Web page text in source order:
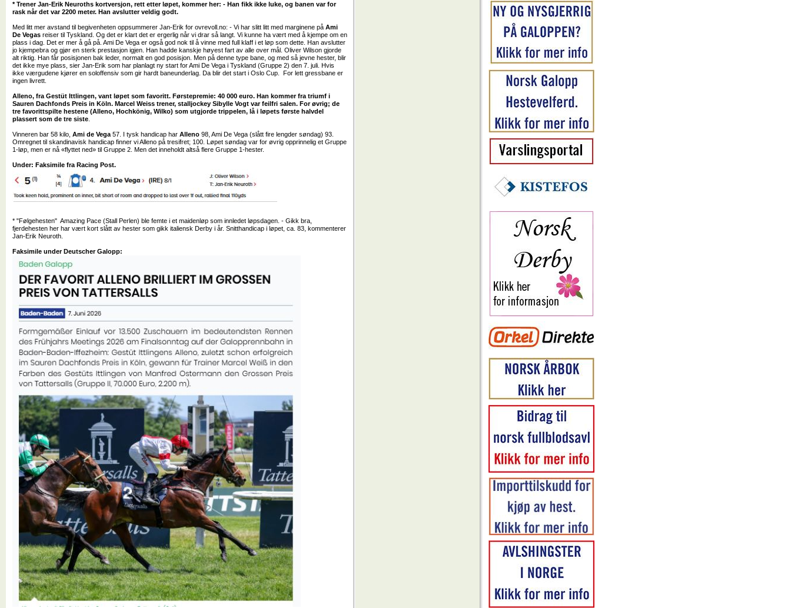
* Trener Jan-Erik Neuroths kortversjon, rett etter løpet, kommer her: - Han fikk ikke luke, og banen var for
rask når det var 2200 meter. Han avslutter veldig godt.
Med litt mer avstand til begivenheten oppsummerer Jan-Erik for ovrevoll.no: - Vi har slitt litt med marginene påAmi
De Vegas reiser til Tyskland. Og det er klart det er ergerlig når vi drar så langt. Vi kunne ha vært med å kjempe om en
plass i dag. Det er mer å gå på. Ami De Vega er også god nok til å vinne med full klaff i et løp som dette. Han avslutter
jo kjempebra og gjør en sterk prestasjon igjen. Han hadde kanskje høyest fart av alle over mål. Oliver Wilson gjorde
alt riktig. Han får posisjonen bak leder, normalt en god posisjon. Men på denne type bane, og med så jevne hester, blir
det ikke mye plass, sier Jan-Erik som har planlagt ny start for Ami De Vega i Tyskland (Gruppe 2) den 7. juli. Hvis
ikke værgudene kjører en soloffensiv som gir hardt baneunderlag. Da blir det start i Oslo Cup. For lett gressbane er
ingen livrett.
Alleno, fra Gestüt Ittlingen, vant løpet som favoritt. Førstepremie: 40 000 euro. Han kommer fra triumf i
Sauren Dachfonds Preis in Köln. Marcel Weiss trener, stalljockey Sibylle Vogt var feilfri salen. For øvrig; de
tre favorittspilte hestene (Alleno, Hochkönig, Wilko) som utgjorde trippelen, lå i løpets første halvdel
plassert som de tre siste
Vinneren bar 58 kilo,Ami de Vega57. I tysk handicap harAlleno98, Ami De Vega (slått fire lengder søndag) 93.
Omregnet til skandinavisk handicap finner vi Alleno på tresifret; 100. Løpet søndag var for øvrig opprinnelig et Gruppe
1-løp, men er nå «flyttet ned» til Gruppe 2. Men det inneholdt altså flere Gruppe 1-hester.
Under: Faksimile fra Racing Post.
* "Følgehesten" Amazing Pace (Stall Perlen) ble femte i et maidenløp som innledet løpsdagen. - Gikk bra,
fjerdehesten her har vært kort slått av hester som gikk italiensk Derby i år. Snitthandicap i løpet, ca. 83, kommenterer
Jan-Erik Neuroth.
Faksimile under Deutscher Galopp: